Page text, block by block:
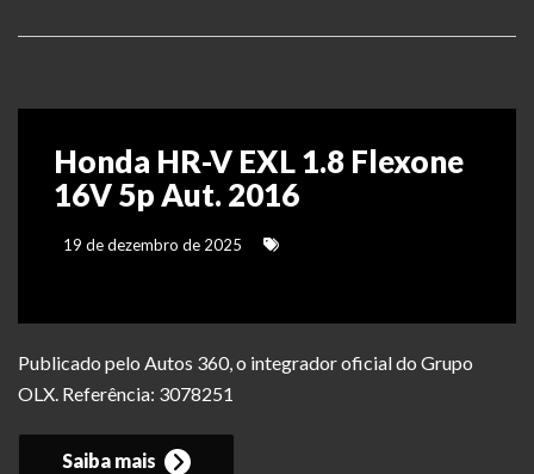
Honda HR-V EXL 1.8 Flexone
16V 5p Aut. 2016
19 de dezembro de 2025
Publicado pelo Autos 360, o integrador oficial do Grupo
OLX. Referência: 3078251
Saiba mais